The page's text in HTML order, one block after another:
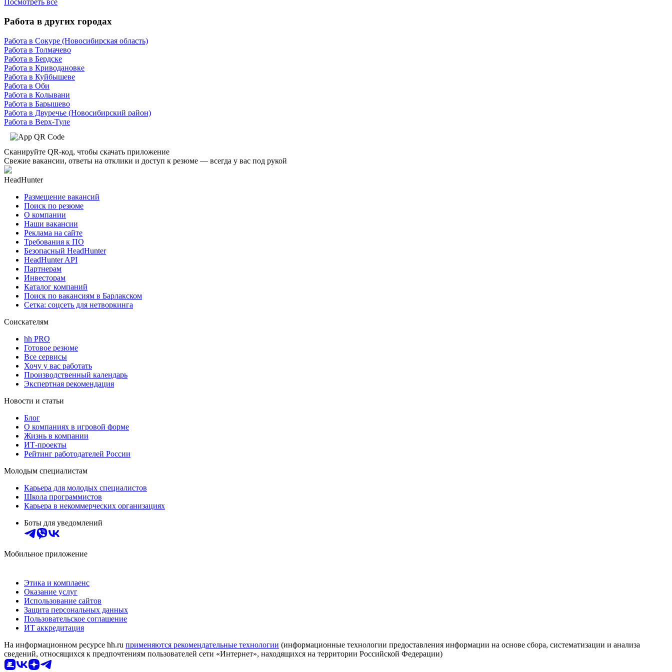
Посмотреть все
Работа в других городах
Работа в Сокуре (Новосибирская область)
Работа в Толмачево
Работа в Бердске
Работа в Криводановке
Работа в Куйбышеве
Работа в Оби
Работа в Колывани
Работа в Барышево
Работа в Двуречье (Новосибирский район)
Работа в Верх-Туле
Сканируйте QR-код, чтобы скачать приложение
Свежие вакансии, ответы на отклики и доступ к резюме — всегда у вас под рукой
HeadHunter
Размещение вакансий
Поиск по резюме
О компании
Наши вакансии
Реклама на сайте
Требования к ПО
Безопасный HeadHunter
HeadHunter API
Партнерам
Инвесторам
Каталог компаний
Поиск по вакансиям в Барлакском
Сетка: соцсеть для нетворкинга
Соискателям
hh PRO
Готовое резюме
Все сервисы
Хочу у вас работать
Производственный календарь
Экспертная рекомендация
Новости и статьи
Блог
О компаниях в игровой форме
Жизнь в компании
ИТ-проекты
Рейтинг работодателей России
Молодым специалистам
Карьера для молодых специалистов
Школа программистов
Карьера в некоммерческих организациях
Боты для уведомлений
Мобильное приложение
Этика и комплаенс
Оказание услуг
Использование сайтов
Защита персональных данных
Пользовательское соглашение
ИТ аккредитация
На информационном ресурсе hh.ru применяются рекомендательные технологии (информационные технологии предоставления информации на основе сбора, систематизации и анализа
сведений, относящихся к предпочтениям пользователей сети «Интернет», находящихся на территории Российской Федерации)